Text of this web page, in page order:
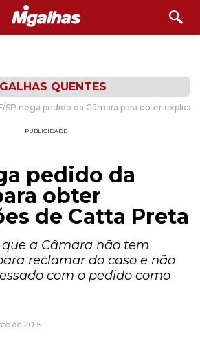
QUENTES
SP nega pedido da Câmara para obter
PUBLICIDADE
pedido da
obter
de Catta Preta
a Câmara não tem
reclamar do caso e não
com o pedido como
de 2015